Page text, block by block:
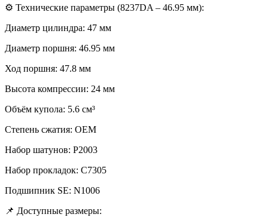
⚙️ Технические параметры (8237DA – 46.95 мм):
Диаметр цилиндра: 47 мм
Диаметр поршня: 46.95 мм
Ход поршня: 47.8 мм
Высота компрессии: 24 мм
Объём купола: 5.6 см³
Степень сжатия: OEM
Набор шатунов: P2003
Набор прокладок: C7305
Подшипник SE: N1006
📌 Доступные размеры: